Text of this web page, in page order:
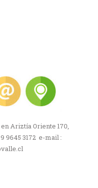
Ariztía Oriente 170,
9645 3172 e-mail :